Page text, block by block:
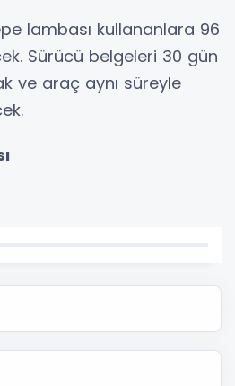
lambası kullananlara 96
Sürücü belgeleri 30 gün
ve araç aynı süreyle